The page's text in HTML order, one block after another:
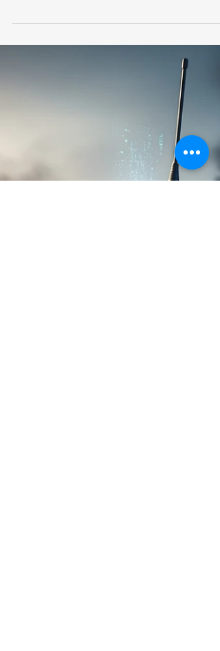
Criminosas Brasileiras no Território
O avanço silencioso do crime organizado brasileiro
território português exige mais do que força: exige
inteligência, tecnologia e ação coordenada pela
segurança pública. O crime que se movimenta com
estratégia. Facções como PCC e Comando Vermelho
já operam em Portugal. Usam inteligência
para expandir influência. Exploram brechas jurídicas
vulnerabilidades institucionais. A geografia e a língua
tornam o país um alvo ideal. Portugal virou um
chave no mapa